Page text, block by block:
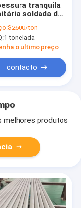
tranquila
soldada de
40mm de ASTM
$2600/ton
1 tonelada
o ultimo preço
contacto
melhores produtos